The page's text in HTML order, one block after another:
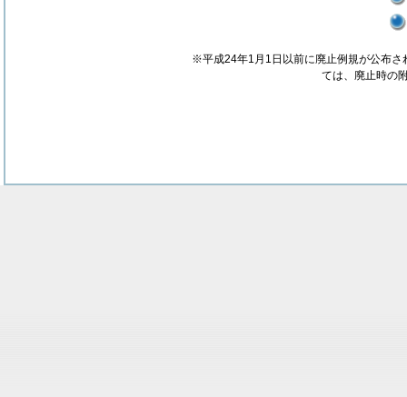
※平成24年1月1日以前に廃止例規が公布さ
ては、廃止時の